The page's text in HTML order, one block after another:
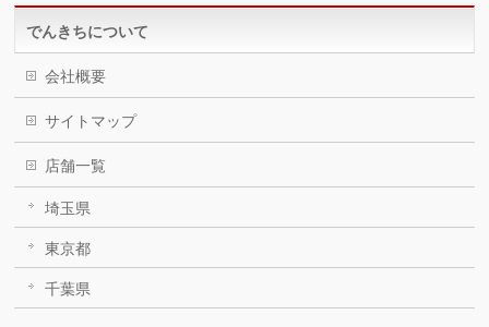
でんきちについて
会社概要
サイトマップ
店舗一覧
埼玉県
東京都
千葉県